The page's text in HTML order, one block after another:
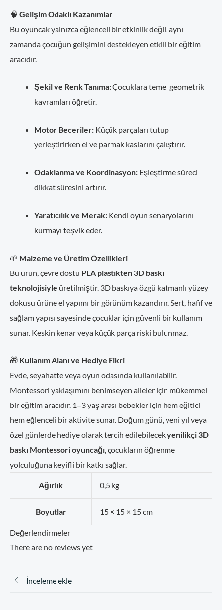
🧠 Gelişim Odaklı Kazanımlar
Bu oyuncak yalnızca eğlenceli bir etkinlik değil, aynı
zamanda çocuğun gelişimini destekleyen etkili bir eğitim
aracıdır.
Şekil ve Renk Tanıma:Çocuklara temel geometrik
kavramları öğretir.
Motor Beceriler: Küçük parçaları tutup
yerleştirirken el ve parmak kaslarını çalıştırır.
Odaklanma ve Koordinasyon: Eşleştirme süreci
dikkat süresini artırır.
Yaratıcılık ve Merak: Kendi oyun senaryolarını
kurmayı teşvik eder.
🌱 Malzeme ve Üretim Özellikleri
Bu ürün, çevre dostu PLA plastikten 3D baskı
teknolojisiyle üretilmiştir. 3D baskıya özgü katmanlı yüzey
dokusu ürüne el yapımı bir görünüm kazandırır. Sert, hafif ve
sağlam yapısı sayesinde çocuklar için güvenli bir kullanım
sunar. Keskin kenar veya küçük parça riski bulunmaz.
🎁 Kullanım Alanı ve Hediye Fikri
Evde, seyahatte veya oyun odasında kullanılabilir.
Montessori yaklaşımını benimseyen aileler için mükemmel
bir eğitim aracıdır. 1–3 yaş arası bebekler için hem eğitici
hem eğlenceli bir aktivite sunar. Doğum günü, yeni yıl veya
özel günlerde hediye olarak tercih edilebilecekyenilikçi 3D
baskı Montessori oyuncağı, çocukların öğrenme
yolculuğuna keyifli bir katkı sağlar.
Ağırlık 0,5 kg
Boyutlar 15 × 15 × 15 cm
Değerlendirmeler
There are no reviews yet
İnceleme ekle